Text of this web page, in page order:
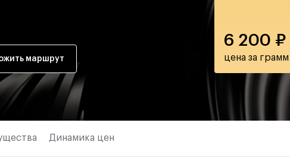
маршрут
6 200 ₽
цена за грамм
Динамика цен